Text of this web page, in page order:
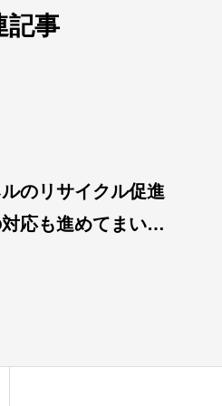
記事
のリサイクル促進
応も進めてまいり